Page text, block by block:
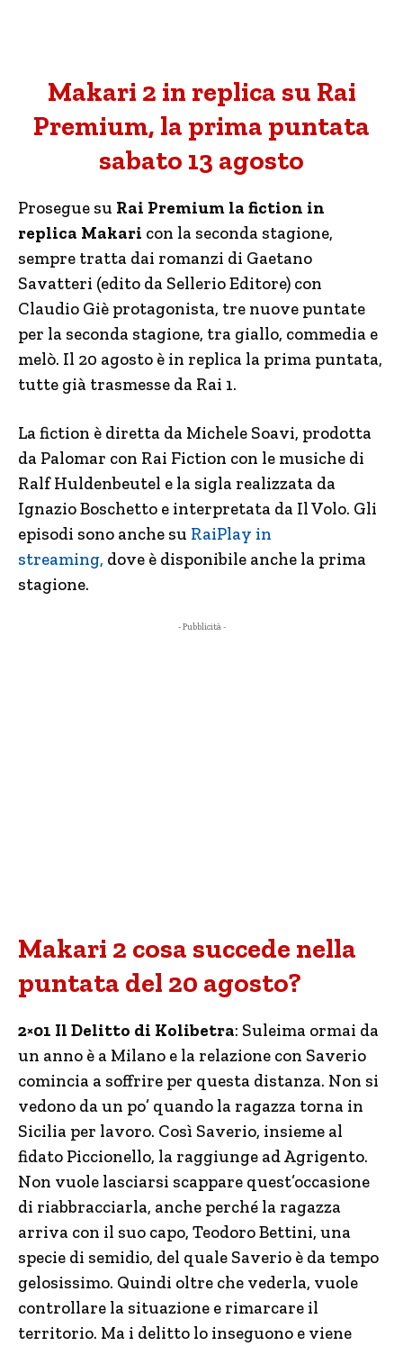
Makari 2 in replica su Rai
Premium, la prima puntata
sabato 13 agosto
Prosegue su Rai Premium la fiction in
replica Makari con la seconda stagione,
sempre tratta dai romanzi di Gaetano
Savatteri (edito da Sellerio Editore) con
Claudio Giè protagonista, tre nuove puntate
per la seconda stagione, tra giallo, commedia e
melò. Il 20 agosto è in replica la prima puntata,
tutte già trasmesse da Rai 1.
La fiction è diretta da Michele Soavi, prodotta
da Palomar con Rai Fiction con le musiche di
Ralf Huldenbeutel e la sigla realizzata da
Ignazio Boschetto e interpretata da Il Volo. Gli
episodi sono anche su RaiPlay in
streaming, dove è disponibile anche la prima
stagione.
- Pubblicità -
Makari 2 cosa succede nella
puntata del 20 agosto?
2×01 Il Delitto di Kolibetra: Suleima ormai da
un anno è a Milano e la relazione con Saverio
comincia a soffrire per questa distanza. Non si
vedono da un po’ quando la ragazza torna in
Sicilia per lavoro. Così Saverio, insieme al
fidato Piccionello, la raggiunge ad Agrigento.
Non vuole lasciarsi scappare quest’occasione
di riabbracciarla, anche perché la ragazza
arriva con il suo capo, Teodoro Bettini, una
specie di semidio, del quale Saverio è da tempo
gelosissimo. Quindi oltre che vederla, vuole
controllare la situazione e rimarcare il
territorio. Ma i delitto lo inseguono e viene